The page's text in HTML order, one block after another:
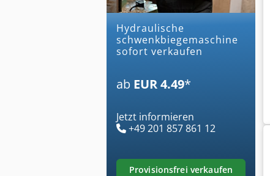
hydraulische
schwenkbiegemaschine
sofort verkaufen
ab EUR 4.49*
Jetzt informieren
+49 201 857 861 12
provisionsfrei verkaufen